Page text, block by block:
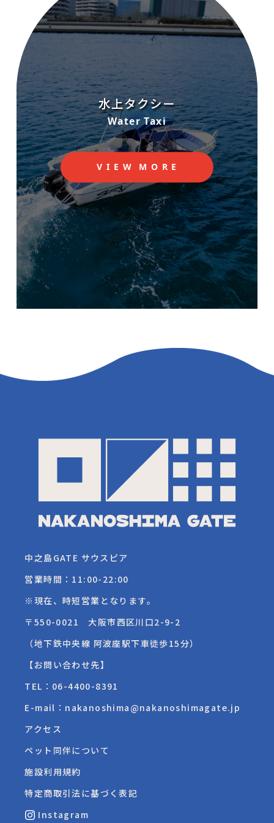
水上タクシー
Water Taxi
V I E W M O R E
中之島GATE サウスピア
営業時間：11:00-22:00
※現在、時短営業となります。
〒550-0021 大阪市西区川口2-9-2
（地下鉄中央線 阿波座駅下車徒歩15分）
【お問い合わせ先】
TEL： 06-4400-8391
E-mail：nakanoshima@nakanoshimagate.jp
アクセス
ペット同伴について
施設利用規約
特定商取引法に基づく表記
Instagram